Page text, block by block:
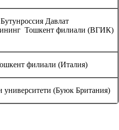
Давлат
Тошкент филиали (ВГИК)
филиали (Италия)
(Буюк Британия)